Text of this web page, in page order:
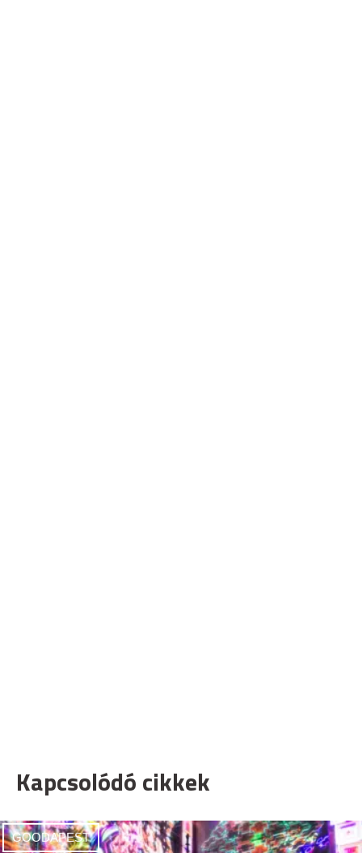
Kapcsolódó cikkek
GOODAPEST